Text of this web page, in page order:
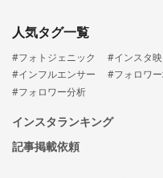
人気タグ一覧
#フォトジェニック #インスタ映
#インフルエンサー
#フォロワ
#フォロワー分析
インスタランキング
記事掲載依頼